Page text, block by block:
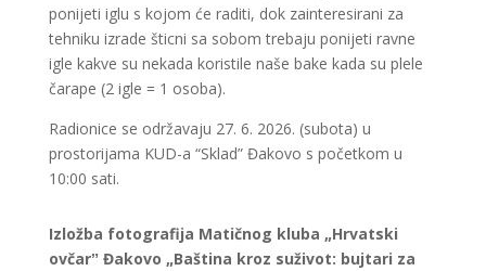
ponijeti iglu s kojom će raditi​, dok zainteresirani za​
tehniku izrad​e šticni sa sobom trebaju ponijeti ravne
igle kakve su nekada koristile naše bake kada su plele
čarape (2 igle = 1 osoba).​
Radionice se održavaju 27. 6. 2026. (subota) u
prostorijama KUD-a “Sklad” Đakovo s početkom u
10:00 sati.
Izložba fotografija Matičnog kluba „Hrvatski
ovčarˮ Đakovo „Baština kroz suživot: bujtari za